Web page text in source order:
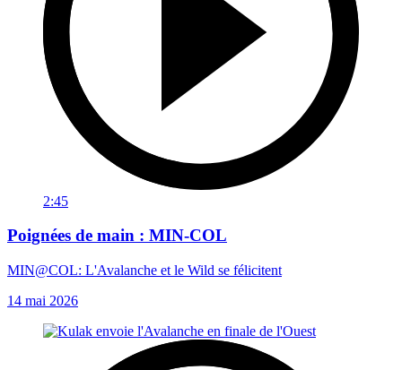
2:45
Poignées de main : MIN-COL
MIN@COL: L'Avalanche et le Wild se félicitent
14 mai 2026